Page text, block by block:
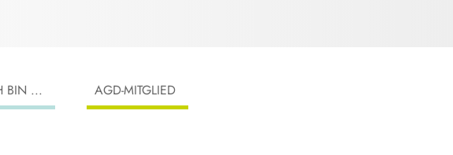
BIN ... AGD-MITGLIED